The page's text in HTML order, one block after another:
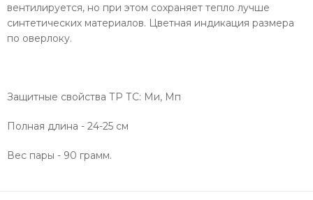
вентилируется, но при этом сохраняет тепло лучше
синтетических материалов. Цветная индикация размера
по оверлоку.
Защитные свойства ТР ТС: Ми, Мп
Полная длина - 24-25 см
Вес пары - 90 грамм.